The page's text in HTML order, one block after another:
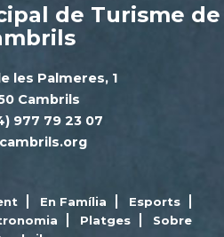
de Turisme de
les Palmeres, 1
Cambrils
977 79 23 07
En Família
Esports
Platges
Sobre